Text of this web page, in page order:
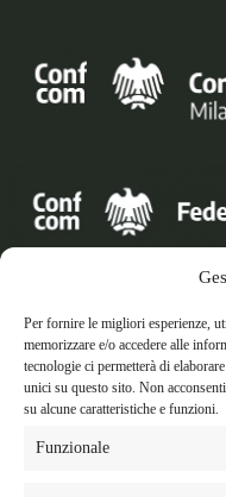
Per fornire le migliori esperienze,
memorizzare e/o accedere alle
tecnologie ci permetterà di
unici su questo sito. Non
su alcune caratteristiche e funzioni.
Funzionale
Lun - Ven/
Telefono: